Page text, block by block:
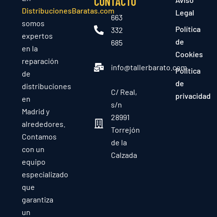
DistribucionesBaratas.com
somos
expertos
en la
reparación
de
distribuciones
en
Madrid y
alrededores.
Contamos
con un
equipo
especializado
que
garantiza
un
663
332
685
info@tallerbarato.com
C/ Real,
s/n
28991
Torrejón
de la
Calzada
Legal
Política
de
Cookies
Política
de
privacidad